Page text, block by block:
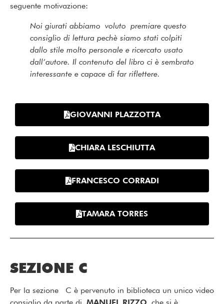
seguente motivazione:
Noi giurati abbiamo voluto premiare questo
consiglio di lettura pechè siamo stati colpiti
dallo stile molto personale e ricercato usato
dall’autore. Il contenuto del libro ci è sembrato
interessante e capace di far riflettere.
GIOVANNI PLAZZOTTA
CHIARA LESCHIUTTA
FRANCESCO CORRADI
TAMARA TORRES
SEZIONE C
Per la sezione C è pervenuto in biblioteca un unico video